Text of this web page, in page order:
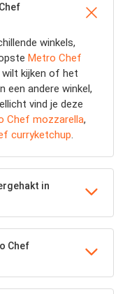
winkels,
Metro Chef
wilt kijken of het
een andere winkel,
vind je deze
Chef mozzarella,
curryketchup
in
Chef